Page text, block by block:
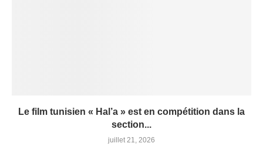
Le film tunisien « Hal’a » est en compétition dans la
section...
juillet 21, 2026